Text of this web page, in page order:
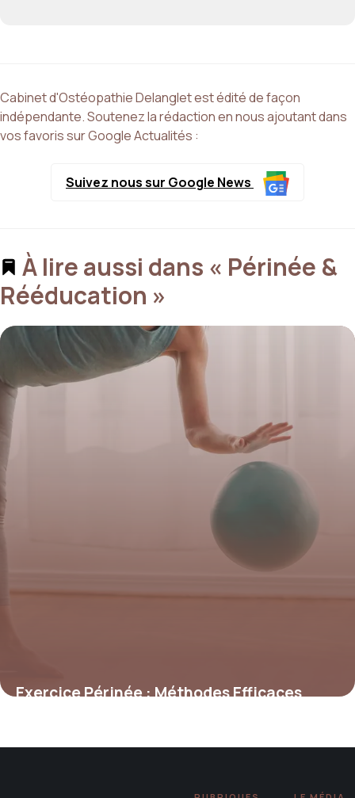
Cabinet d'Ostéopathie Delanglet est édité de façon
indépendante. Soutenez la rédaction en nous ajoutant dans
vos favoris sur Google Actualités :
Suivez nous sur Google News
À lire aussi dans « Périnée &
Rééducation »
Exercice Périnée : Méthodes Efficaces
28 décembre 2025